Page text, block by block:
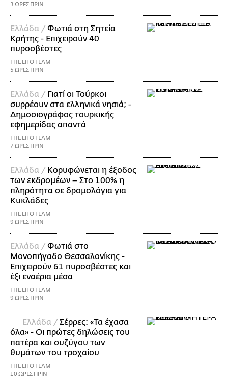
3 ΩΡΕΣ ΠΡΙΝ
Ελλάδα /Φωτιά στη Σητεία
Κρήτης - Επιχειρούν 40
πυροσβέστες
THE LIFO TEAM
5 ΩΡΕΣ ΠΡΙΝ
Ελλάδα / Γιατί οι Τούρκοι
συρρέουν στα ελληνικά νησιά; -
Δημοσιογράφος τουρκικής
εφημερίδας απαντά
THE LIFO TEAM
7 ΩΡΕΣ ΠΡΙΝ
Ελλάδα / Κορυφώνεται η έξοδος
των εκδρομέων – Στο 100% η
πληρότητα σε δρομολόγια για
Κυκλάδες
THE LIFO TEAM
9 ΩΡΕΣ ΠΡΙΝ
Ελλάδα /Φωτιά στο
Μονοπήγαδο Θεσσαλονίκης -
Επιχειρούν 61 πυροσβέστες και
έξι εναέρια μέσα
THE LIFO TEAM
9 ΩΡΕΣ ΠΡΙΝ
Ελλάδα /Σέρρες: «Τα έχασα
όλα» - Οι πρώτες δηλώσεις του
πατέρα και συζύγου των
θυμάτων του τροχαίου
THE LIFO TEAM
10 ΩΡΕΣ ΠΡΙΝ